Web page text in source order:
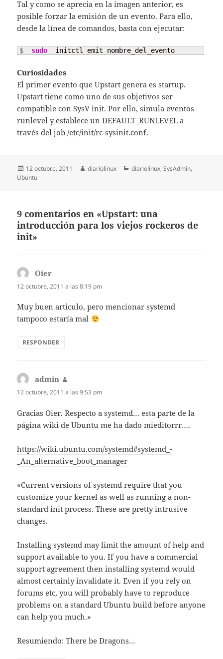
Tal y como se aprecia en la imagen anterior, es
posible forzar la emisión de un evento. Para ello,
desde la línea de comandos, basta con ejecutar:
$ sudo
  initctl emit nombre_del_evento
Curiosidades
El primer evento que Upstart genera es startup.
Upstart tiene como uno de sus objetivos ser
compatible con SysV init. Por ello, simula eventos
runlevel y establece un DEFAULT_RUNLEVEL a
través del job /etc/init/rc-sysinit.conf.
Publicado
el
12 octubre, 2011 Autor
diariolinux Categorías
diariolinux,SysAdmin,
Ubuntu
9 comentarios en «Upstart: una
introducción para los viejos rockeros de
init»
Oier
12 octubre, 2011 a las 8:19 pm
Muy buen articulo, pero mencionar systemd
tampoco estaría mal
RESPONDER
admin
12 octubre, 2011 a las 9:53 pm
Gracias Oier. Respecto a systemd… esta parte de la
página wiki de Ubuntu me ha dado mieditorrr….
https://wiki.ubuntu.com/systemd#systemd_-
_An_alternative_boot_manager
«Current versions of systemd require that you
customize your kernel as well as running a non-
standard init process. These are pretty intrusive
changes.
Installing systemd may limit the amount of help and
support available to you. If you have a commercial
support agreement then installing systemd would
almost certainly invalidate it. Even if you rely on
forums etc, you will probably have to reproduce
problems on a standard Ubuntu build before anyone
can help you much.»
Resumiendo: There be Dragons…